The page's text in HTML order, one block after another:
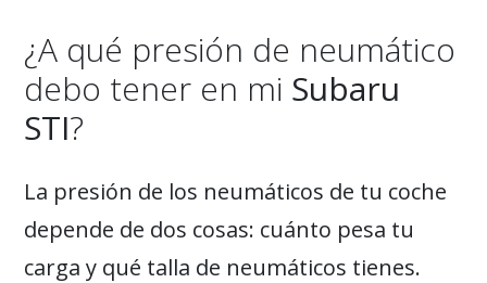
¿A qué presión de neumático
debo tener en mi Subaru
STI?
La presión de los neumáticos de tu coche
depende de dos cosas: cuánto pesa tu
carga y qué talla de neumáticos tienes.